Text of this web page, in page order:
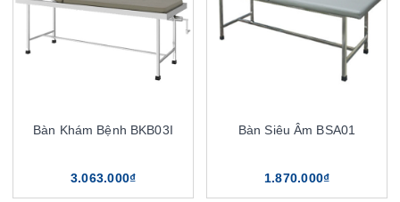
Bàn Khám Bệnh BKB03I
3.063.000₫
Bàn Siêu Âm BSA01
1.870.000₫